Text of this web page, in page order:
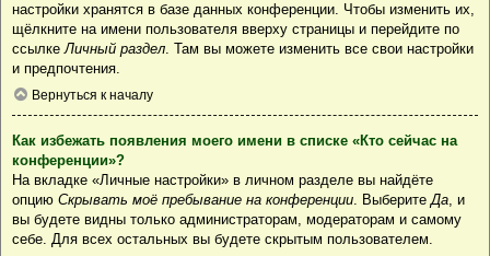
настройки хранятся в базе данных конференции. Чтобы изменить их,
щёлкните на имени пользователя вверху страницы и перейдите по
ссылкеЛичный раздел. Там вы можете изменить все свои настройки
и предпочтения.
Вернуться к началу
Как избежать появления моего имени в списке «Кто сейчас на
конференции»?
На вкладке «Личные настройки» в личном разделе вы найдёте
опцию Скрывать моё пребывание на конференции . Выберите Да , и
вы будете видны только администраторам, модераторам и самому
себе. Для всех остальных вы будете скрытым пользователем.